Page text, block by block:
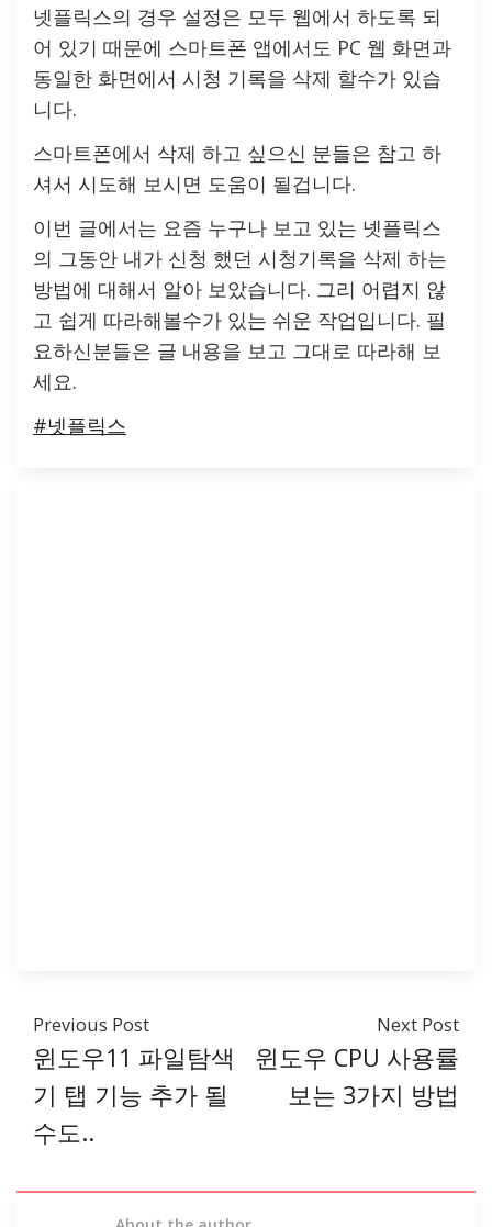
넷플릭스의 경우 설정은 모두 웹에서 하도록 되
어 있기 때문에 스마트폰 앱에서도 PC 웹 화면과
동일한 화면에서 시청 기록을 삭제 할수가 있습
니다.
스마트폰에서 삭제 하고 싶으신 분들은 참고 하
셔서 시도해 보시면 도움이 될겁니다.
이번 글에서는 요즘 누구나 보고 있는 넷플릭스
의 그동안 내가 신청 했던 시청기록을 삭제 하는
방법에 대해서 알아 보았습니다. 그리 어렵지 않
고 쉽게 따라해볼수가 있는 쉬운 작업입니다. 필
요하신분들은 글 내용을 보고 그대로 따라해 보
세요.
#넷플릭스
Previous Post
윈도우11 파일탐색
기 탭 기능 추가 될
수도..
Next Post
윈도우 CPU 사용률
보는 3가지 방법